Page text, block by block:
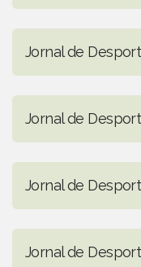
Jornal de
Jornal de
Jornal de
Jornal de